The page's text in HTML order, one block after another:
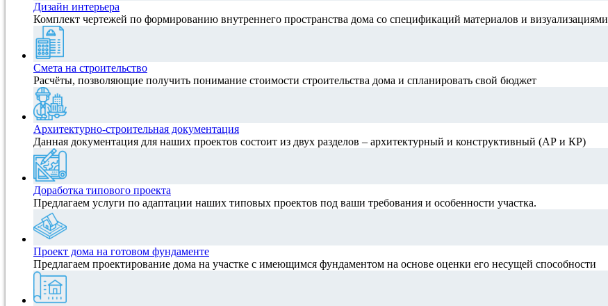
Дизайн интерьера
Комплект чертежей по формированию внутреннего пространства дома со спецификаций материалов и визуализациями
Смета на строительство
Расчёты, позволяющие получить понимание стоимости строительства дома и спланировать свой бюджет
Архитектурно-строительная документация
Данная документация для наших проектов состоит из двух разделов – архитектурный и конструктивный (АР и КР)
Доработка типового проекта
Предлагаем услуги по адаптации наших типовых проектов под ваши требования и особенности участка.
Проект дома на готовом фундаменте
Предлагаем проектирование дома на участке с имеющимся фундаментом на основе оценки его несущей способности